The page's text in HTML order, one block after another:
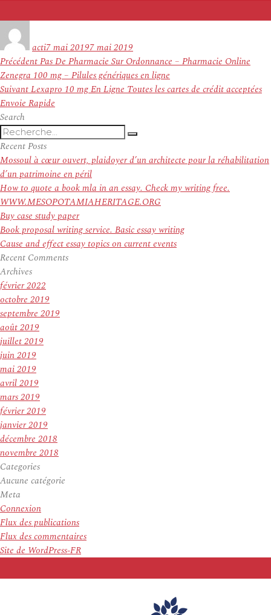
actile
7 mai 20197 mai 2019
Navigation
de
l’article
PrécédentArticle
précédent :
Pas De Pharmacie Sur Ordonnance – Pharmacie Online
Zenegra 100 mg – Pilules génériques en ligne
SuivantArticle
suivant :
Lexapro 10 mg En Ligne Toutes les cartes de crédit acceptées
Envoie Rapide
Search
Recherche
pour
:
Recherche
Recent Posts
Mossoul à cœur ouvert, plaidoyer d’un architecte pour la réhabilitation
d’un patrimoine en péril
How to quote a book mla in an essay. Check my writing free.
WWW.MESOPOTAMIAHERITAGE.ORG
Buy case study paper
Book proposal writing service. Basic essay writing
Cause and effect essay topics on current events
Recent Comments
Archives
février 2022
octobre 2019
septembre 2019
août 2019
juillet 2019
juin 2019
mai 2019
avril 2019
mars 2019
février 2019
janvier 2019
décembre 2018
novembre 2018
Categories
Aucune catégorie
Meta
Connexion
Flux des publications
Flux des commentaires
Site de WordPress-FR